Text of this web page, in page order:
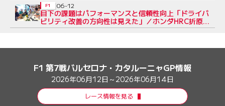
目下の課題はパフォーマンスと信頼性向上「ドライバ
ビリティ改善の方向性は見えた」／ホンダHRC折原
GMインタビュー（2）
F1 06-12
F1 第7戦バルセロナ・カタルーニャGP情報
2026年06月12日～2026年06月14日
レース情報を見る